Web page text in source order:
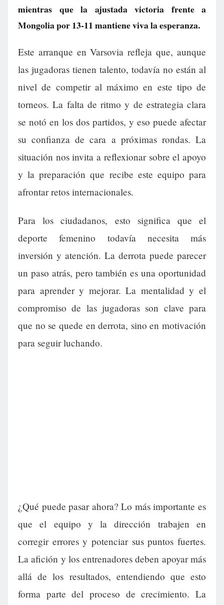
mientras que la ajustada victoria frente a
Mongolia por 13-11 mantiene viva la esperanza.
Este arranque en Varsovia refleja que, aunque
las jugadoras tienen talento, todavía no están al
nivel de competir al máximo en este tipo de
torneos. La falta de ritmo y de estrategia clara
se notó en los dos partidos, y eso puede afectar
su confianza de cara a próximas rondas. La
situación nos invita a reflexionar sobre el apoyo
y la preparación que recibe este equipo para
afrontar retos internacionales.
Para los ciudadanos, esto significa que el
deporte femenino todavía necesita más
inversión y atención. La derrota puede parecer
un paso atrás, pero también es una oportunidad
para aprender y mejorar. La mentalidad y el
compromiso de las jugadoras son clave para
que no se quede en derrota, sino en motivación
para seguir luchando.
¿Qué puede pasar ahora? Lo más importante es
que el equipo y la dirección trabajen en
corregir errores y potenciar sus puntos fuertes.
La afición y los entrenadores deben apoyar más
allá de los resultados, entendiendo que esto
forma parte del proceso de crecimiento. La